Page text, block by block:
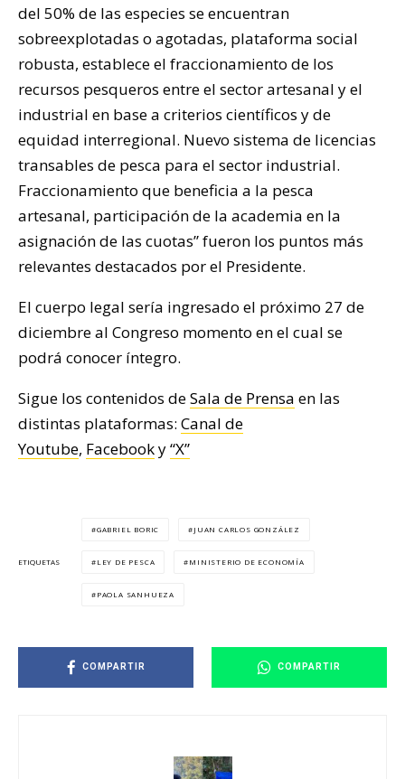
del 50% de las especies se encuentran
sobreexplotadas o agotadas, plataforma social
robusta, establece el fraccionamiento de los
recursos pesqueros entre el sector artesanal y el
industrial en base a criterios científicos y de
equidad interregional. Nuevo sistema de licencias
transables de pesca para el sector industrial.
Fraccionamiento que beneficia a la pesca
artesanal, participación de la academia en la
asignación de las cuotas” fueron los puntos más
relevantes destacados por el Presidente.
El cuerpo legal sería ingresado el próximo 27 de
diciembre al Congreso momento en el cual se
podrá conocer íntegro.
Sigue los contenidos deSala de Prensa en las
distintas plataformas: Canal de
Youtube, Facebooky“X”
ETIQUETAS
GABRIEL BORIC JUAN CARLOS GONZÁLEZ
LEY DE PESCA MINISTERIO DE ECONOMÍA
PAOLA SANHUEZA
COMPARTIR COMPARTIR